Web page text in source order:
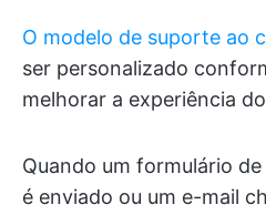
O modelo de suporte ao
ser personalizado
melhorar a experiência
Quando um formulário
é enviado ou um e-mail